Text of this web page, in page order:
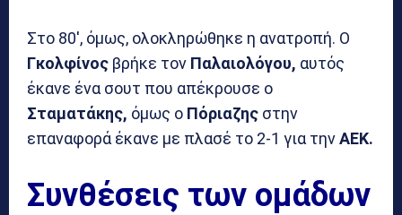
Στο 80′, όμως, ολοκληρώθηκε η ανατροπή. Ο
Γκολφίνος βρήκε τον Παλαιολόγου, αυτός
έκανε ένα σουτ που απέκρουσε ο
Σταματάκης, όμως ο Πόριαζης στην
επαναφορά έκανε με πλασέ το 2-1 για τηνΑΕΚ.
Συνθέσεις των ομάδων